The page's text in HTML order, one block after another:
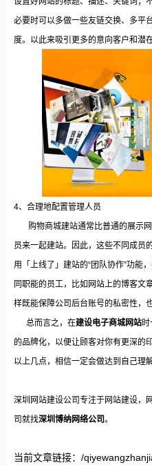
必要时可以多做一些友链交换、多平
度。以此来吸引更多的意向客户和潜在
4、合理地配置管理人员
购物商城建站通常比普通的展示网
员来一起建站。因此，这些不同成员
用「上线了」建站的“团队协作”功能
同职能的员工，比如网站上的博客文
样既能保障公司后台账号的私密性，
总而言之，在建设电子商城网站
的品牌化，以便让顾客对你有更深的
以上几点，相信一定会做达到自己理
深圳网站建设公司专注于网站建设，
司就找深圳博纳网络公司。
当前文章链接：/